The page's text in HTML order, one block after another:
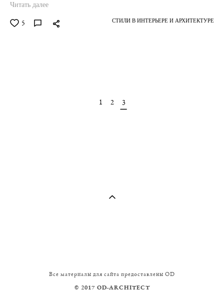
Читать далее
5 СТИЛИ В ИНТЕРЬЕРЕ И АРХИТЕКТУРЕ
1 2 3
Все материалы для сайта предоставлены OD
© 2017 OD ARCHITECT